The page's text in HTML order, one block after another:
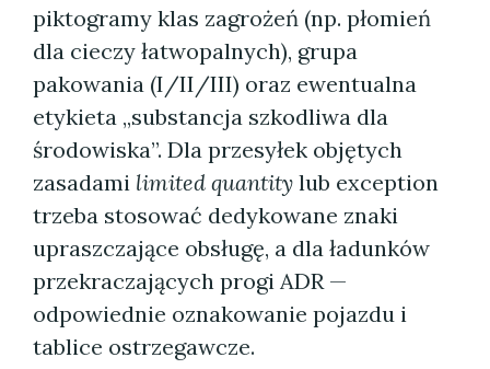
piktogramy klas zagrożeń (np. płomień
dla cieczy łatwopalnych), grupa
pakowania (I/II/III) oraz ewentualna
etykieta „substancja szkodliwa dla
środowiska”. Dla przesyłek objętych
zasadami limited quantity lub exception
trzeba stosować dedykowane znaki
upraszczające obsługę, a dla ładunków
przekraczających progi ADR —
odpowiednie oznakowanie pojazdu i
tablice ostrzegawcze.